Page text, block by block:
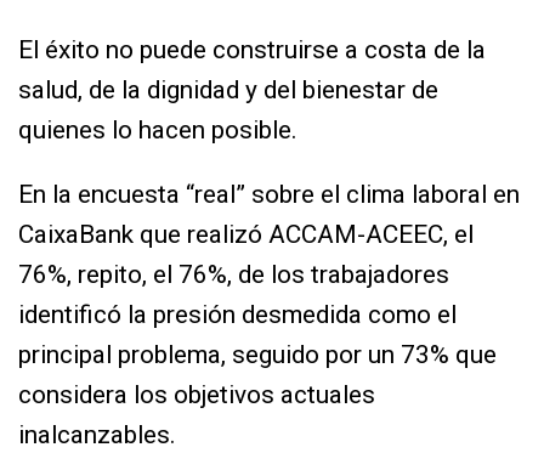
El éxito no puede construirse a costa de la
salud, de la dignidad y del bienestar de
quienes lo hacen posible.
En la encuesta “real” sobre el clima laboral en
CaixaBank que realizó ACCAM-ACEEC, el
76%, repito, el 76%, de los trabajadores
identificó la presión desmedida como el
principal problema, seguido por un 73% que
considera los objetivos actuales
inalcanzables.